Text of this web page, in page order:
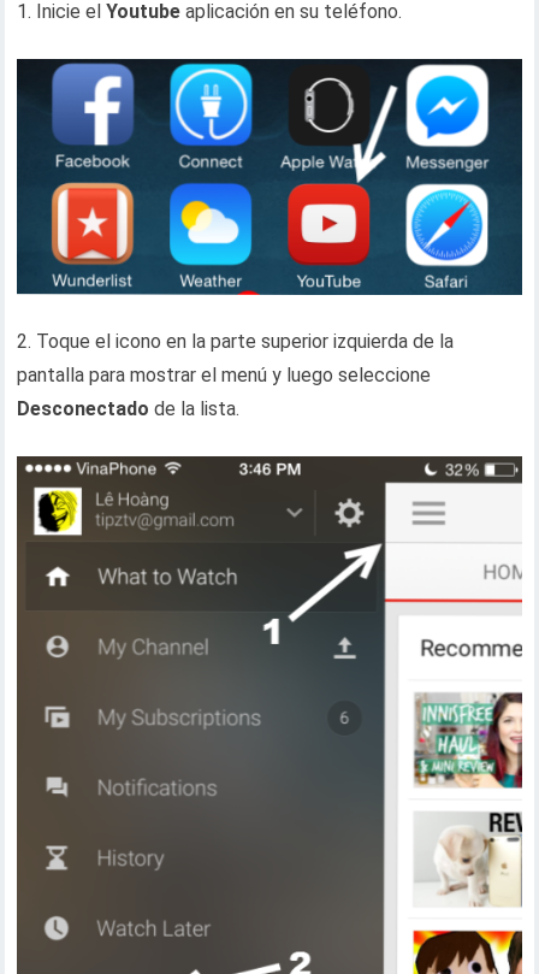
1. Inicie elYoutube aplicación en su teléfono.
2. Toque el icono en la parte superior izquierda de la
pantalla para mostrar el menú y luego seleccione
Desconectado de la lista.